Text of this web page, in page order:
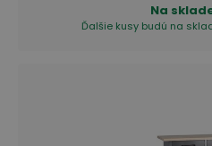
Na
Ďalšie kusy budú na